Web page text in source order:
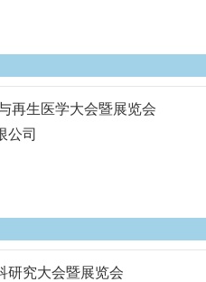
再生医学大会暨展览会
公司
研究大会暨展览会